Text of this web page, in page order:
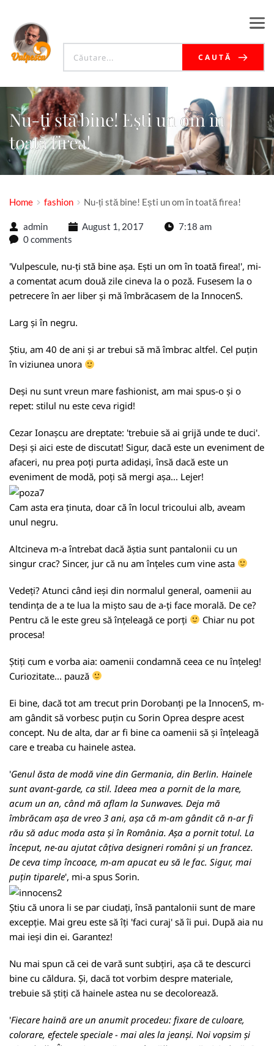
CAUTĂ
Nu-ți stă bine! Ești un om în
toată firea!
Home fashion Nu-ți stă bine! Ești un om în toată firea!
admin August 1, 2017
7:18 am
0 comments
'Vulpescule, nu-ți stă bine așa. Ești un om în toată firea!', mi-
a comentat acum două zile cineva la o poză. Fusesem la o
petrecere în aer liber și mă îmbrăcasem de la InnocenS.
Larg și în negru.
Știu, am 40 de ani și ar trebui să mă îmbrac altfel. Cel puțin
în viziunea unora
Deși nu sunt vreun mare fashionist, am mai spus-o și o
repet: stilul nu este ceva rigid!
Cezar Ionașcu are dreptate: 'trebuie să ai grijă unde te duci'.
Deși și aici este de discutat! Sigur, dacă este un eveniment de
afaceri, nu prea poți purta adidași, însă dacă este un
eveniment de modă, poți să mergi așa... Lejer!
Cam asta era ținuta, doar că în locul tricoului alb, aveam
unul negru.
Altcineva m-a întrebat dacă ăștia sunt pantalonii cu un
singur crac? Sincer, jur că nu am înțeles cum vine asta
Vedeți? Atunci când ieși din normalul general, oamenii au
tendința de a te lua la mișto sau de a-ți face morală. De ce?
Pentru că le este greu să înțeleagă ce porți
Chiar nu pot
procesa!
Știți cum e vorba aia: oamenii condamnă ceea ce nu înțeleg!
Curiozitate... pauză
Ei bine, dacă tot am trecut prin Dorobanți pe la InnocenS, m-
am gândit să vorbesc puțin cu Sorin Oprea despre acest
concept. Nu de alta, dar ar fi bine ca oamenii să și înțeleagă
care e treaba cu hainele astea.
'Genul ăsta de modă vine din Germania, din Berlin. Hainele
sunt avant-garde, ca stil. Ideea mea a pornit de la mare,
acum un an, când mă aflam la Sunwaves. Deja mă
îmbrăcam așa de vreo 3 ani, așa că m-am gândit că n-ar fi
rău să aduc moda asta și în România. Așa a pornit totul. La
început, ne-au ajutat câțiva designeri români și un francez.
De ceva timp încoace, m-am apucat eu să le fac. Sigur, mai
puțin tiparele', mi-a spus Sorin.
Știu că unora li se par ciudați, însă pantalonii sunt de mare
excepție. Mai greu este să îți 'faci curaj' să îi pui. După aia nu
mai ieși din ei. Garantez!
Nu mai spun că cei de vară sunt subțiri, așa că te descurci
bine cu căldura. Și, dacă tot vorbim despre materiale,
trebuie să știți că hainele astea nu se decolorează.
'Fiecare haină are un anumit procedeu: fixare de culoare,
colorare, efectele speciale - mai ales la jeanși. Noi vopsim și